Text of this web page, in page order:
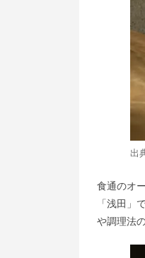
出
食通のオ
「浅田」
や調理法